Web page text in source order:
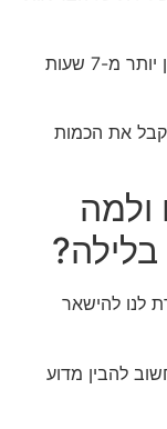
בפוסט זה בבלוג, נחקור מדוע לא כדאי לישון יותר מ-7 שעות
את הכמות
ולמה
לנו להישאר
להבין מדוע